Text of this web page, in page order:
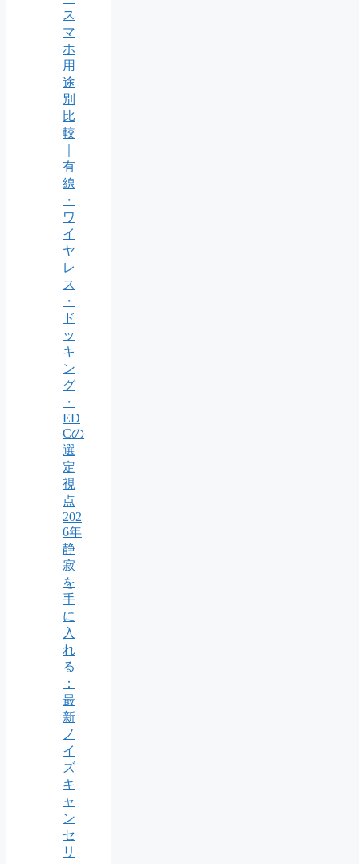
ス
マ
ホ
用
途
別
比
較
有
線
・
ワ
イ
ヤ
レ
ス
・
ド
ッ
キ
ン
グ
・
ED
Cの
選
定
視
点
202
6年
静
寂
を
手
に
入
れ
る
：
最
新
ノ
イ
ズ
キ
ャ
ン
セ
リ